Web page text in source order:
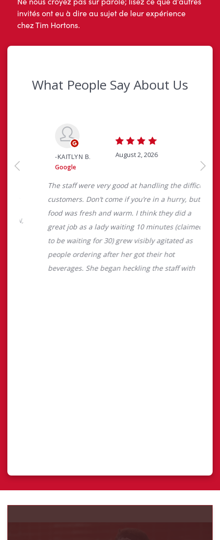
invités ont eu à dire au sujet de leur expérience
chez Tim Hortons.